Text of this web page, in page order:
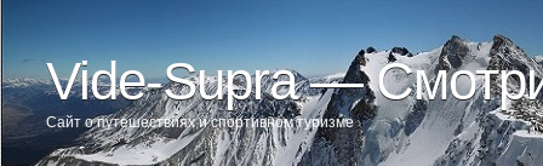
Vide-Supra —
Сайт о путешествиях и спортивном туризме